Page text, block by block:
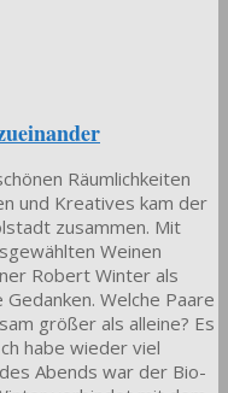
Räumlichkeiten
und Kreatives kam der
zusammen. Mit
Weinen
Robert Winter als
Welche Paare
größer als alleine? Es
habe wieder viel
Abends war der Bio-